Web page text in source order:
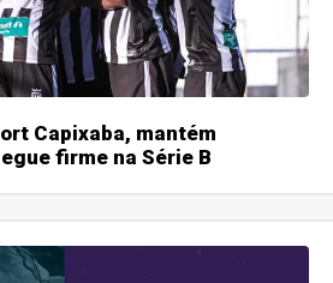
Capixaba, mantém
firme na Série B